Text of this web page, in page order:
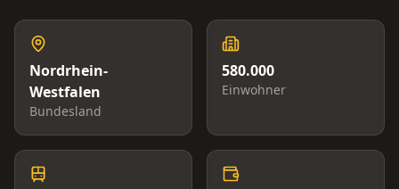
Nordrhein-
Westfalen
Bundesland
580.000
Einwohner